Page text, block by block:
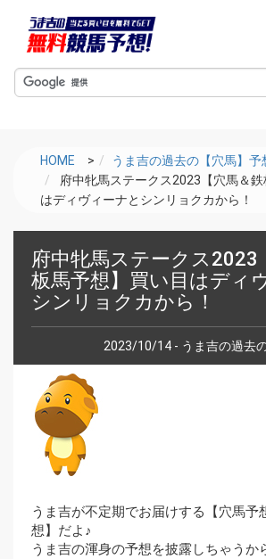
HOME > うま吉の過去の【穴馬】予
府中牝馬ステークス2023【穴馬＆
はディヴィーナとシンリョクカから！
府中牝馬ステークス2023
板馬予想】買い目はディ
シンリョクカから！
2023/10/14 - うま吉の過去
うま吉が不定期でお届けする【穴馬予
想】だよ♪
うま吉の渾身の予想を披露しちゃうか